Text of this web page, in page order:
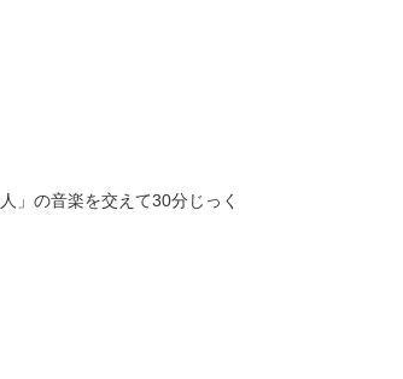
」の音楽を交えて30分じっく